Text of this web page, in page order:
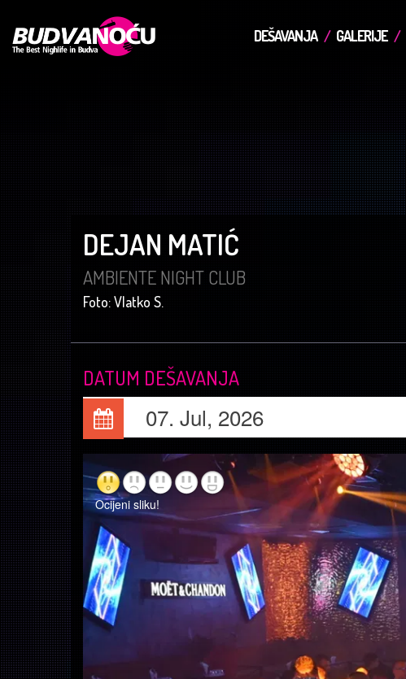
DEŠAVANJA GALERIJE
DEJAN MATIĆ
AMBIENTE NIGHT CLUB
Foto: Vlatko S.
DATUM DEŠAVANJA
07. Jul, 2026
Ocijeni sliku!